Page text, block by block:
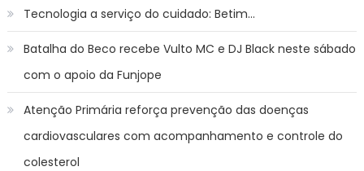
Tecnologia a serviço do cuidado: Betim…
Batalha do Beco recebe Vulto MC e DJ Black neste sábado
com o apoio da Funjope
Atenção Primária reforça prevenção das doenças
cardiovasculares com acompanhamento e controle do
colesterol